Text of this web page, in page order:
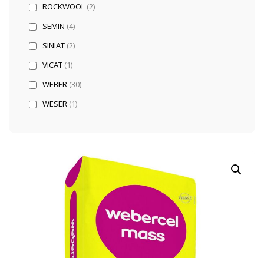
ROCKWOOL (2)
SEMIN (4)
SINIAT (2)
VICAT (1)
WEBER (30)
WESER (1)